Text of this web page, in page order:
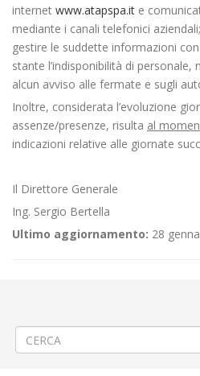
internet www.atapspa.it e
mediante i canali telefonici
gestire le suddette informazioni
stante l’indisponibilità di
alcun avviso alle fermate e sugli
Inoltre, considerata l’evoluzione
assenze/presenze, risulta al
indicazioni relative alle giornate
Il Direttore Generale
Ing. Sergio Bertella
Ultimo aggiornamento: 28